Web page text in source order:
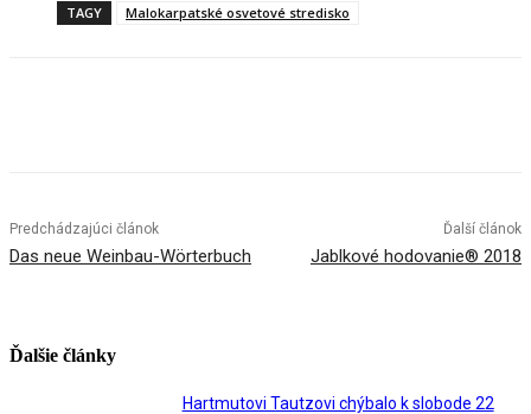
TAGY Malokarpatské osvetové stredisko
Predchádzajúci článok
Das neue Weinbau-Wörterbuch
Ďalší článok
Jablkové hodovanie® 2018
Ďalšie články
Hartmutovi Tautzovi chýbalo k slobode 22